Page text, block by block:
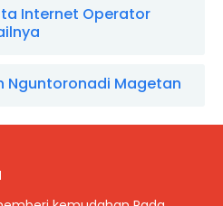
Internet Operator
Nguntoronadi Magetan